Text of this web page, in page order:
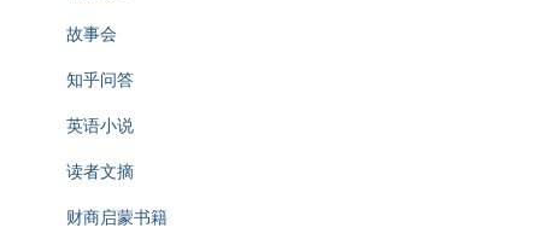
故事会
知乎问答
英语小说
读者文摘
财商启蒙书籍